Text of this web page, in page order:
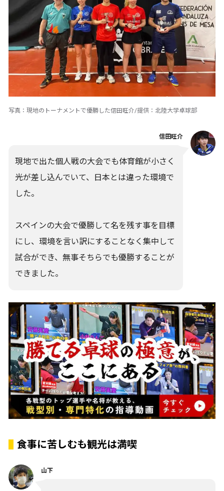
写真：現地のトーナメントで優勝した信田旺介/提供：北陸大学卓球部
信田旺介
現地で出た個人戦の大会でも体育館が小さく
光が差し込んでいて、日本とは違った環境で
した。
スペインの大会で優勝して名を残す事を目標
にし、環境を言い訳にすることなく集中して
試合ができ、無事そちらでも優勝することが
できました。
食事に苦しむも観光は満喫
山下